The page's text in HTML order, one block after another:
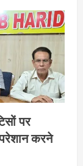
पर
करने
गान,
आध्यात्मिक
प्रदेश